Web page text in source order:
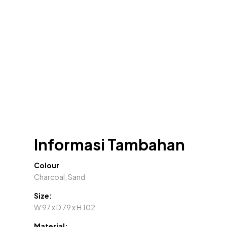
Informasi Tambahan
Colour
Charcoal, Sand
Size:
W 97 x D 79 x H 102